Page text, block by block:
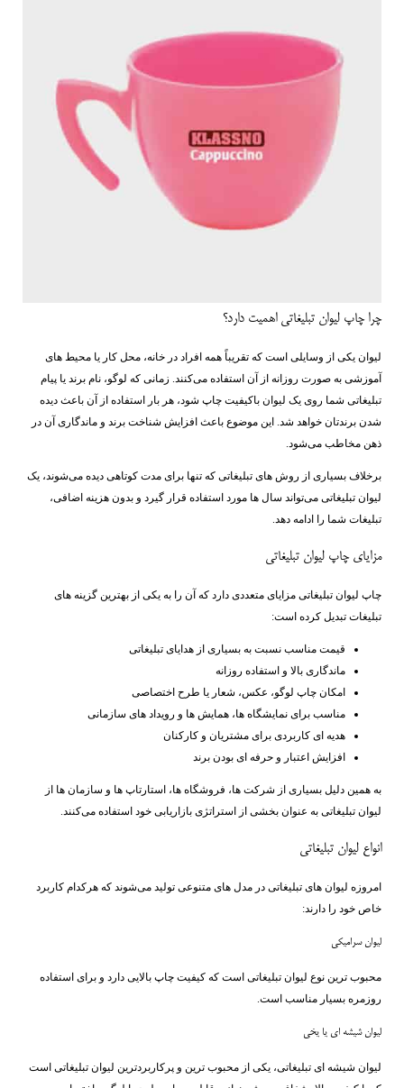
چرا چاپ لیوان تبلیغاتی اهمیت دارد؟
لیوان یکی از وسایلی است که تقریباً همه افراد در خانه، محل کار یا محیط ‌های
آموزشی به صورت روزانه از آن استفاده می‌کنند. زمانی که لوگو، نام برند یا پیام
تبلیغاتی شما روی یک لیوان باکیفیت چاپ شود، هر بار استفاده از آن باعث دیده
شدن برندتان خواهد شد. این موضوع باعث افزایش شناخت برند و ماندگاری آن در
ذهن مخاطب می‌شود.
برخلاف بسیاری از روش ‌های تبلیغاتی که تنها برای مدت کوتاهی دیده می‌شوند، یک
لیوان تبلیغاتی می‌تواند سال ‌ها مورد استفاده قرار گیرد و بدون هزینه اضافی،
تبلیغات شما را ادامه دهد.
مزایای چاپ لیوان تبلیغاتی
چاپ لیوان تبلیغاتی مزایای متعددی دارد که آن را به یکی از بهترین گزینه ‌های
تبلیغات تبدیل کرده است:
قیمت مناسب نسبت به بسیاری از هدایای تبلیغاتی
ماندگاری بالا و استفاده روزانه
امکان چاپ لوگو، عکس، شعار یا طرح اختصاصی
مناسب برای نمایشگاه ‌ها، همایش ‌ها و رویداد های سازمانی
هدیه ‌ای کاربردی برای مشتریان و کارکنان
افزایش اعتبار و حرفه ‌ای بودن برند
به همین دلیل بسیاری از شرکت ‌ها، فروشگاه ‌ها، استارتاپ ‌ها و سازمان ‌ها از
لیوان تبلیغاتی به عنوان بخشی از استراتژی بازاریابی خود استفاده می‌کنند.
انواع لیوان تبلیغاتی
امروزه لیوان ‌های تبلیغاتی در مدل ‌های متنوعی تولید می‌شوند که هرکدام کاربرد
خاص خود را دارند:
لیوان سرامیکی
محبوب ‌ترین نوع لیوان تبلیغاتی است که کیفیت چاپ بالایی دارد و برای استفاده
روزمره بسیار مناسب است.
لیوان شیشه ای یا یخی
لیوان شیشه ‌ای تبلیغاتی، یکی از محبوب ‌ترین و پرکاربردترین لیوان تبلیغاتی است